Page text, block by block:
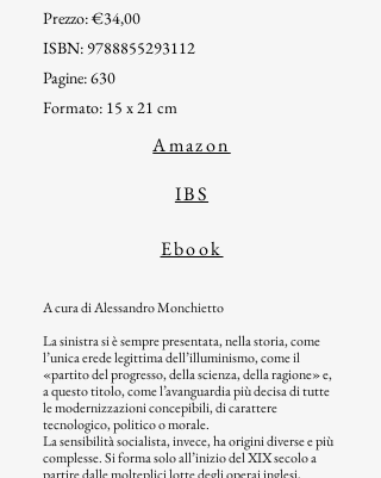
Prezzo: €34,00
ISBN: 9788855293112
Pagine: 630
Formato: 15 x 21 cm
Amazon
IBS
Ebook
A cura di Alessandro Monchietto
La sinistra si è sempre presentata, nella storia, come
l’unica erede legittima dell’illuminismo, come il
«partito del progresso, della scienza, della ragione» e,
a questo titolo, come l’avanguardia più decisa di tutte
le modernizzazioni concepibili, di carattere
tecnologico, politico o morale.
La sensibilità socialista, invece, ha origini diverse e più
complesse. Si forma solo all’inizio del XIX secolo a